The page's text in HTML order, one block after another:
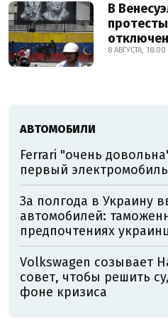
В
8 АВГУСТА, 18:00
АВТОМОБИЛИ
Ferrari "очень
первый электромобиль
За полгода в Украину
автомобилей:
предпочтениях
Volkswagen созывает
совет, чтобы решить
фоне кризиса